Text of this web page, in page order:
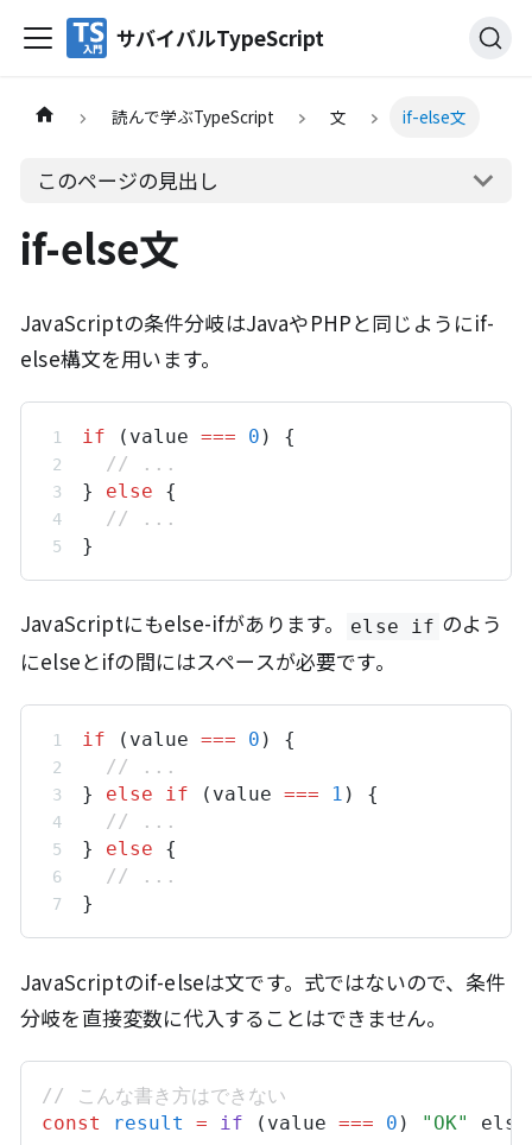
サバイバルTypeScript
読んで学ぶTypeScript 文 if-else文
このページの見出し
if-else文
JavaScriptの条件分岐はJavaやPHPと同じようにif-
else構文を用います。
if ( value === 0 ) {
// ...
} else {
// ...
}
JavaScriptにもelse-ifがあります。 else if のよう
にelseとifの間にはスペースが必要です。
if ( value === 0 ) {
// ...
} else if ( value === 1 ) {
// ...
} else {
// ...
}
JavaScriptのif-elseは文です。式ではないので、条件
分岐を直接変数に代入することはできません。
// こんな書き方はできない
const
result = if (value === 0 ) "OK"